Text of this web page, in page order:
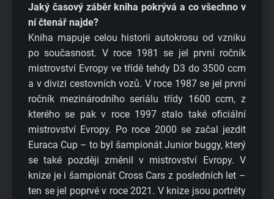
Jaký časový záběr kniha pokrývá a co všechno v
ní čtenář najde?
Kniha mapuje celou historii autokrosu od vzniku
po současnost. V roce 1981 se jel první ročník
mistrovství Evropy ve třídě tehdy D3 do 3500 ccm
a v divizi cestovních vozů. V roce 1987 se jel první
ročník mezinárodního seriálu třídy 1600 ccm, z
kterého se pak v roce 1997 stalo také oficiální
mistrovství Evropy. Po roce 2000 se začal jezdit
Euraca Cup – to byl šampionát Junior buggy, který
se také později změnil v mistrovství Evropy. V
knize je i šampionát Cross Cars z posledních let –
ten se jel poprvé v roce 2021. V knize jsou portréty